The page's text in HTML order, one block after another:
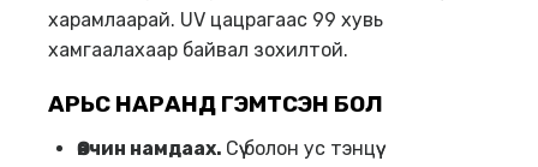
харамлаарай. UV цацрагаас 99 хувь
хамгаалахаар байвал зохилтой.
АРЬС НАРАНД ГЭМТСЭН БОЛ
Өвчин намдаах. Сүү болон ус тэнцүү